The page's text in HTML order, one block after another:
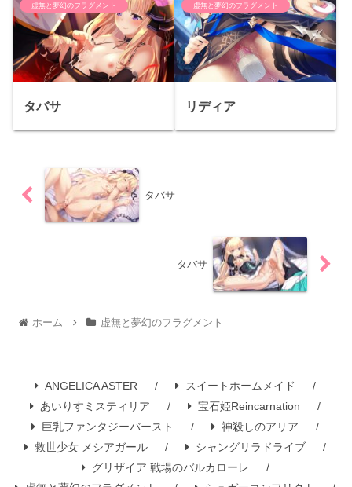
虚無と夢幻のフラグメント
タバサ
虚無と夢幻のフラグメント
リディア
タバサ
タバサ
ホーム 虚無と夢幻のフラグメント
ANGELICA ASTER
スイートホームメイド
あいりすミスティリア
宝石姫Reincarnation
巨乳ファンタジーバースト
神殺しのアリア
救世少女 メシアガール
シャングリラドライブ
グリザイア 戦場のバルカローレ